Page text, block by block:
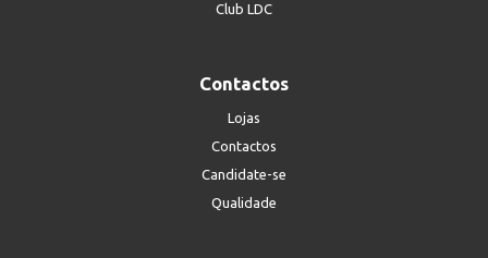
Club LDC
Contactos
Lojas
Contactos
Candidate-se
Qualidade